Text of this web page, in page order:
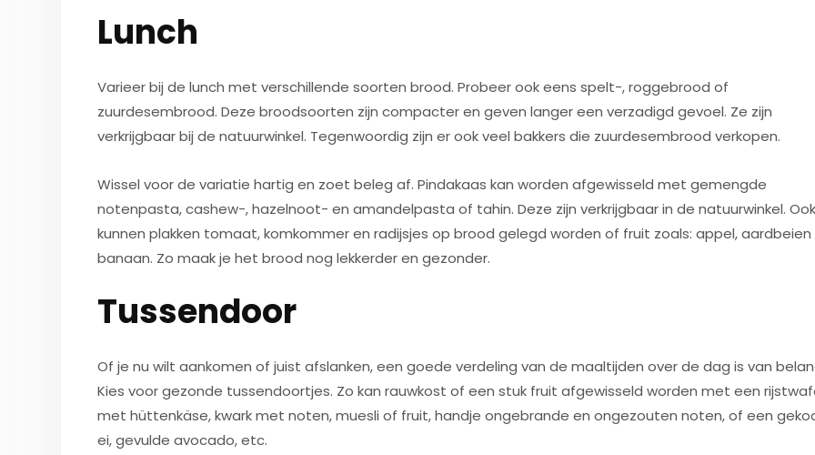
Lunch
Varieer bij de lunch met verschillende soorten brood. Probeer ook eens spelt-, roggebrood of
zuurdesembrood. Deze broodsoorten zijn compacter en geven langer een verzadigd gevoel. Ze zijn
verkrijgbaar bij de natuurwinkel. Tegenwoordig zijn er ook veel bakkers die zuurdesembrood verkopen.
Wissel voor de variatie hartig en zoet beleg af. Pindakaas kan worden afgewisseld met gemengde
notenpasta, cashew-, hazelnoot- en amandelpasta of tahin. Deze zijn verkrijgbaar in de natuurwinkel. Ook
kunnen plakken tomaat, komkommer en radijsjes op brood gelegd worden of fruit zoals: appel, aardbeien
banaan. Zo maak je het brood nog lekkerder en gezonder.
Tussendoor
Of je nu wilt aankomen of juist afslanken, een goede verdeling van de maaltijden over de dag is van
Kies voor gezonde tussendoortjes. Zo kan rauwkost of een stuk fruit afgewisseld worden met een
met hüttenkäse, kwark met noten, muesli of fruit, handje ongebrande en ongezouten noten, of een
ei, gevulde avocado, etc.